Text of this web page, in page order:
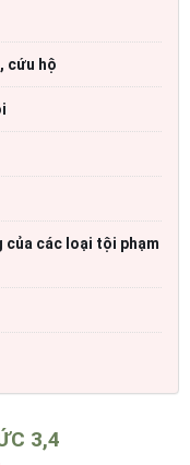
cứu hộ
các loại tội phạm
3,4